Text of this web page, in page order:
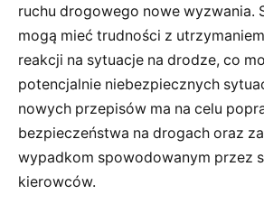
ruchu drogowego nowe wyzwania.
mogą mieć trudności z
reakcji na sytuacje na drodze, co
potencjalnie niebezpiecznych
nowych przepisów ma na celu
bezpieczeństwa na drogach oraz
wypadkom spowodowanym przez
kierowców.